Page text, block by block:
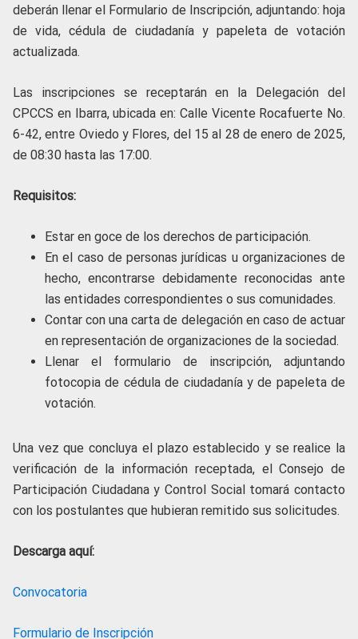
deberán llenar el Formulario de Inscripción, adjuntando: hoja
de vida, cédula de ciudadanía y papeleta de votación
actualizada.
Las inscripciones se receptarán en la Delegación del
CPCCS en Ibarra, ubicada en: Calle Vicente Rocafuerte No.
6-42, entre Oviedo y Flores, del 15 al 28 de enero de 2025,
de 08:30 hasta las 17:00.
Requisitos:
Estar en goce de los derechos de participación.
En el caso de personas jurídicas u organizaciones de
hecho, encontrarse debidamente reconocidas ante
las entidades correspondientes o sus comunidades.
Contar con una carta de delegación en caso de actuar
en representación de organizaciones de la sociedad.
Llenar el formulario de inscripción, adjuntando
fotocopia de cédula de ciudadanía y de papeleta de
votación.
Una vez que concluya el plazo establecido y se realice la
verificación de la información receptada, el Consejo de
Participación Ciudadana y Control Social tomará contacto
con los postulantes que hubieran remitido sus solicitudes.
Descarga aquí:
Convocatoria
Formulario de Inscripción